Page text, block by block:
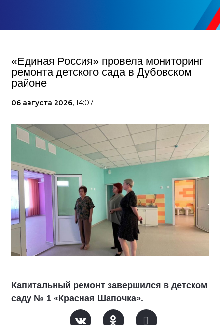
«Единая Россия» провела мониторинг
ремонта детского сада в Дубовском
районе
06 августа 2026, 14:07
Капитальный ремонт завершился в детском
саду № 1 «Красная Шапочка».